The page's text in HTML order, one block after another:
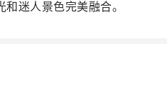
迷人景色完美融合。